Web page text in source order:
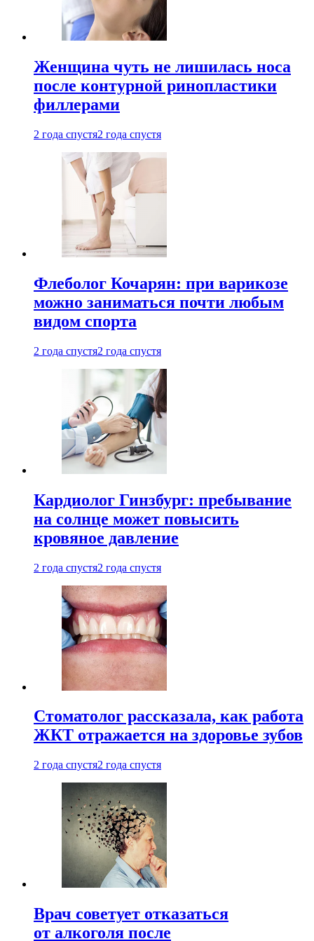
Женщина чуть не лишилась носа
после контурной ринопластики
филлерами
2 года спустя2 года спустя
Флеболог Кочарян: при варикозе
можно заниматься почти любым
видом спорта
2 года спустя2 года спустя
Кардиолог Гинзбург: пребывание
на солнце может повысить
кровяное давление
2 года спустя2 года спустя
Стоматолог рассказала, как работа
ЖКТ отражается на здоровье зубов
2 года спустя2 года спустя
Врач советует отказаться
от алкоголя после